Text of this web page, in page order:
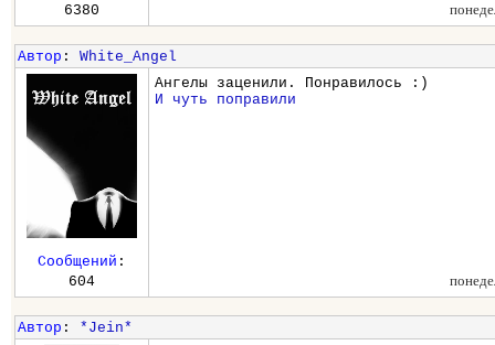
6380
Автор : White_Angel
Ангелы заценили. Понравилось :)
И чуть поправили
Сообщений :
604
Автор : *Jein*